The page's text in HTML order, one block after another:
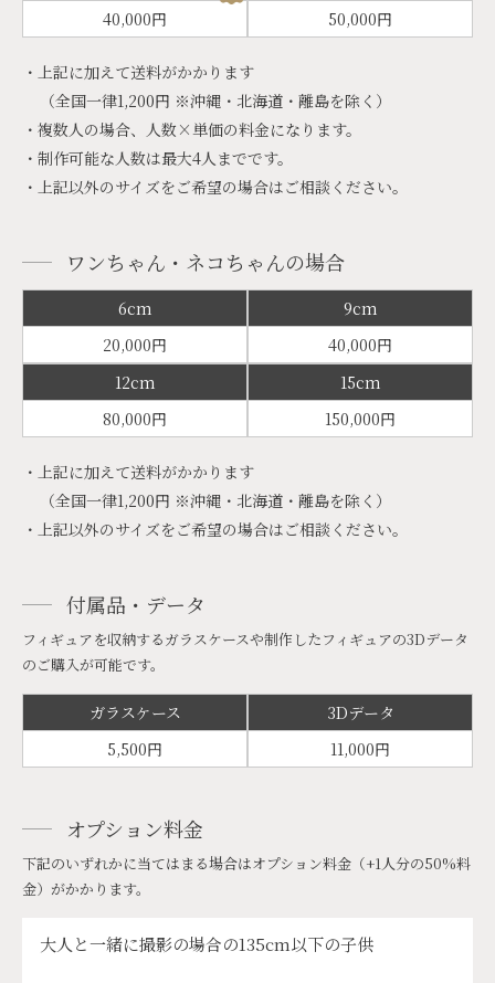
40,000円 50,000円
・上記に加えて送料がかかります
（全国一律1,200円 ※沖縄・北海道・離島を除く）
・複数人の場合、人数×単価の料金になります。
・制作可能な人数は最大4人までです。
・上記以外のサイズをご希望の場合はご相談ください。
ワンちゃん・ネコちゃんの場合
6cm
9cm
20,000円
40,000円
12cm
15cm
80,000円
150,000円
・上記に加えて送料がかかります
（全国一律1,200円 ※沖縄・北海道・離島を除く）
・上記以外のサイズをご希望の場合はご相談ください。
付属品・データ
フィギュアを収納するガラスケースや制作したフィギュアの3Dデータ
のご購入が可能です。
ガラスケース
3Dデータ
5,500円
11,000円
オプション料金
下記のいずれかに当てはまる場合はオプション料金（+1人分の50%料
金）がかかります。
大人と一緒に撮影の場合の135cm以下の子供